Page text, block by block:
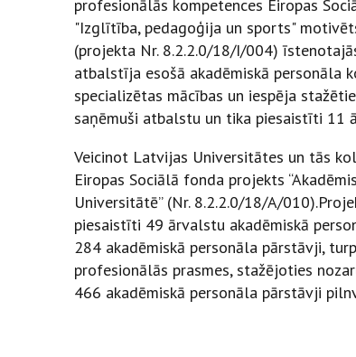
profesionālās kompetences Eiropas
"Izglītība, pedagoģija un sports"
(projekta Nr. 8.2.2.0/18/I/004)
atbalstīja esošā akadēmiskā personāla
specializētas mācības un iespēja
saņēmuši atbalstu un tika piesaistīti 11
Veicinot Latvijas Universitātes un tās
Eiropas Sociālā fonda projekts
Universitātē” (Nr. 8.2.2.0/18/A/
piesaistīti 49 ārvalstu akadēmiskā
284 akadēmiskā personāla pārstāvji,
profesionālās prasmes, stažējoties
466 akadēmiskā personāla pārstāvji